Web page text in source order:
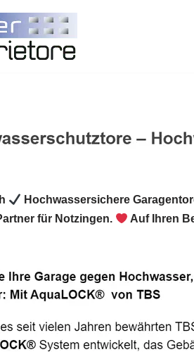
Hochwassersichere
für Notzingen.
Auf Ihren